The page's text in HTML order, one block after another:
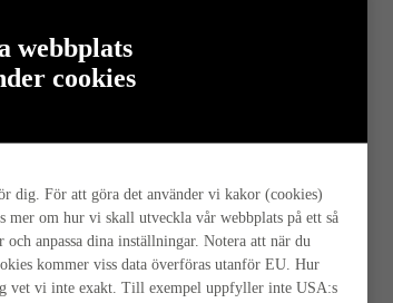
webbplats
cookies
dig. För att göra det använder vi kakor (cookies)
mer om hur vi skall utveckla vår webbplats på ett så
anpassa dina inställningar. Notera att när du
kommer viss data överföras utanför EU. Hur
vet vi inte exakt. Till exempel uppfyller inte USA:s
är så, och hur hela husresan går till hos oss.